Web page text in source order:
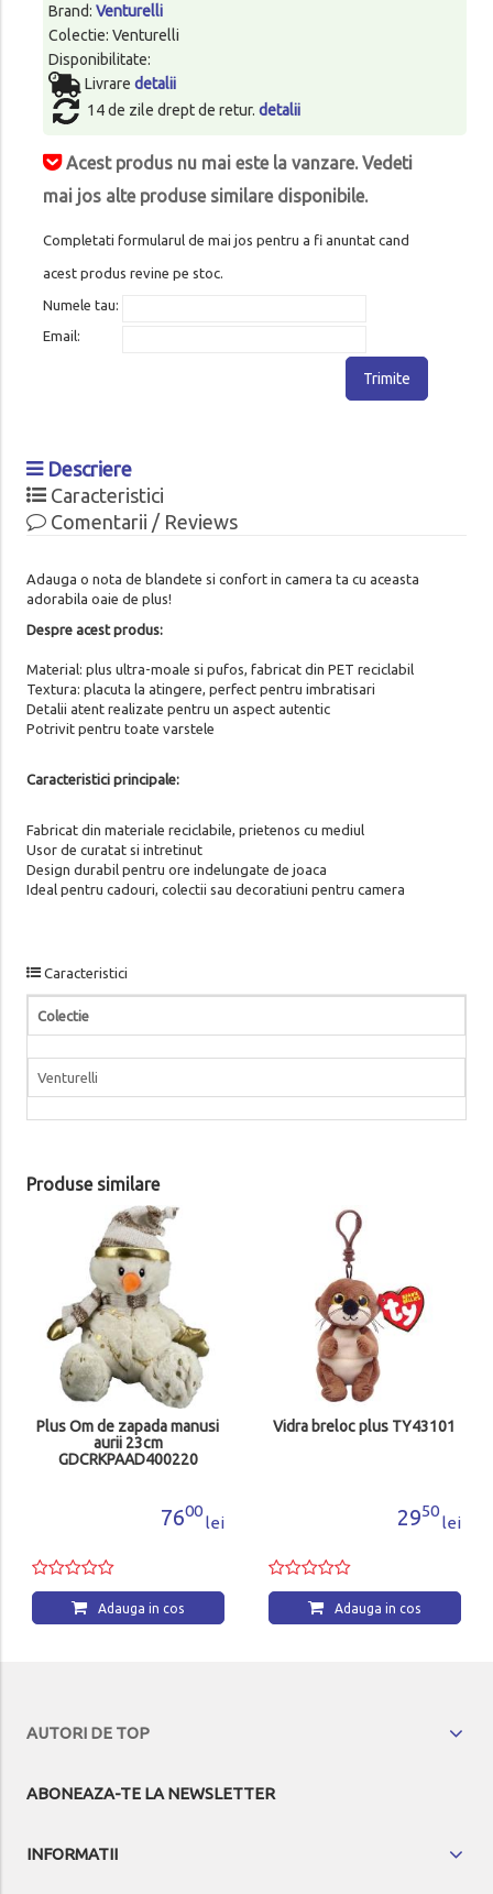
Brand: Venturelli
Colectie: Venturelli
Disponibilitate:
Livrare detalii
14 de zile drept de retur. detalii
Acest produs nu mai este la vanzare. Vedeti
mai jos alte produse similare disponibile.
Completati formularul de mai jos pentru a fi anuntat cand
acest produs revine pe stoc.
Numele tau:
Email:
Trimite
Descriere
Caracteristici
Comentarii / Reviews
Adauga o nota de blandete si confort in camera ta cu aceasta
adorabila oaie de plus!
Despre acest produs:
Material: plus ultra-moale si pufos, fabricat din PET reciclabil
Textura: placuta la atingere, perfect pentru imbratisari
Detalii atent realizate pentru un aspect autentic
Potrivit pentru toate varstele
Caracteristici principale:
Fabricat din materiale reciclabile, prietenos cu mediul
Usor de curatat si intretinut
Design durabil pentru ore indelungate de joaca
Ideal pentru cadouri, colectii sau decoratiuni pentru camera
Caracteristici
Colectie
Venturelli
Produse similare
Plus Om de zapada manusi
aurii 23cm
GDCRKPAAD400220
7600
lei
Adauga in cos
Vidra breloc plus TY43101
2950
lei
Adauga in cos
AUTORI DE TOP
ABONEAZA-TE LA NEWSLETTER
INFORMATII